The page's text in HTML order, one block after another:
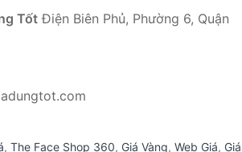
Tốt Điện Biên Phủ, Phường 6, Quận
, The Face Shop 360, Giá Vàng, Web Giá, Giá